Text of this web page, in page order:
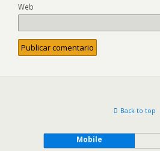
Web
Back to top
Mobile